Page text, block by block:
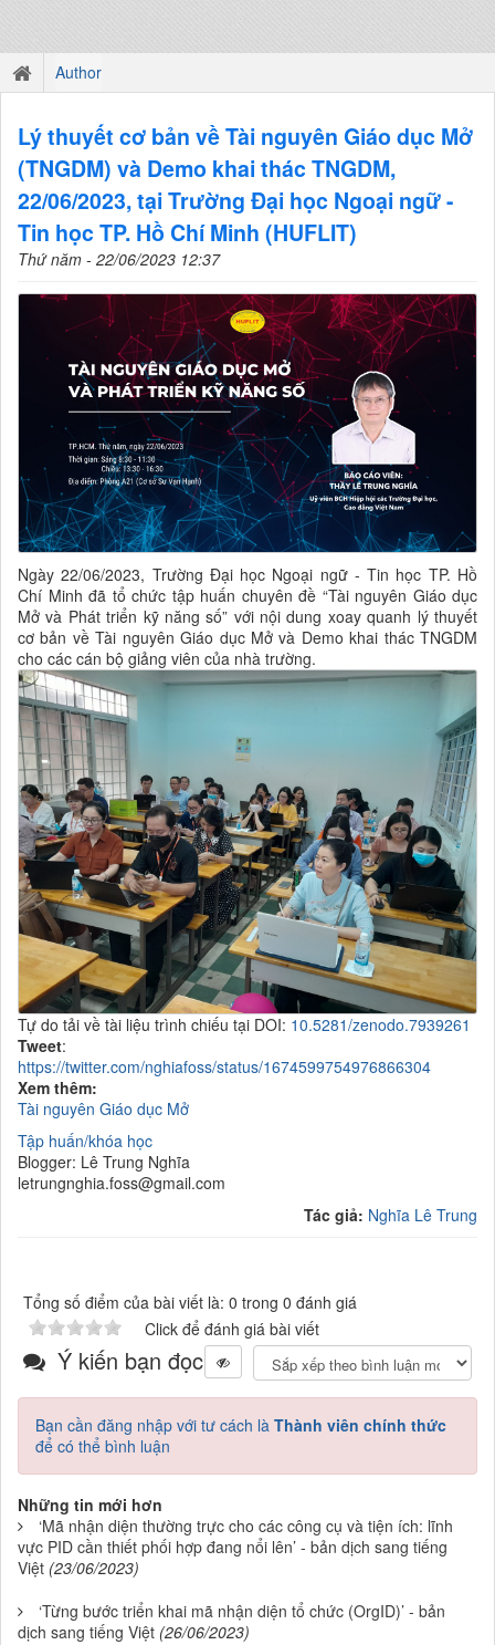
Author
Lý thuyết cơ bản về Tài nguyên Giáo dục Mở
(TNGDM) và Demo khai thác TNGDM,
22/06/2023, tại Trường Đại học Ngoại ngữ -
Tin học TP. Hồ Chí Minh (HUFLIT)
Thứ năm - 22/06/2023 12:37
Ngày 22/06/2023, Trường Đại học Ngoại ngữ - Tin học TP. Hồ
Chí Minh đã tổ chức tập huấn chuyên đề “Tài nguyên Giáo dục
Mở và Phát triển kỹ năng số” với nội dung xoay quanh lý thuyết
cơ bản về Tài nguyên Giáo dục Mở và Demo khai thác TNGDM
cho các cán bộ giảng viên của nhà trường.
Tự do tải về tài liệu trình chiếu tại DOI: 10.5281/zenodo.7939261
Tweet:
https://twitter.com/nghiafoss/status/1674599754976866304
Xem thêm:
Tài nguyên Giáo dục Mở
Tập huấn/khóa học
Blogger: Lê Trung Nghĩa
letrungnghia.foss@gmail.com
Tác giả: Nghĩa Lê Trung
Tổng số điểm của bài viết là: 0 trong 0 đánh giá
Click để đánh giá bài viết
Ý kiến bạn đọc
Bạn cần đăng nhập với tư cách là Thành viên chính thức
để có thể bình luận
Những tin mới hơn
‘Mã nhận diện thường trực cho các công cụ và tiện ích: lĩnh
vực PID cần thiết phối hợp đang nổi lên’ - bản dịch sang tiếng
Việt (23/06/2023)
‘Từng bước triển khai mã nhận diện tổ chức (OrgID)’ - bản
dịch sang tiếng Việt (26/06/2023)